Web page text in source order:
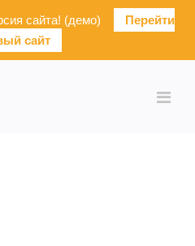
сайта! (демо)
Перейти
сайт